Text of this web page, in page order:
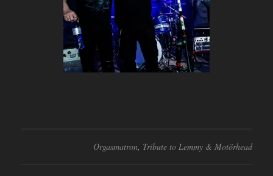
Orgasmatron, Tribute to Lemmy & Motörhead